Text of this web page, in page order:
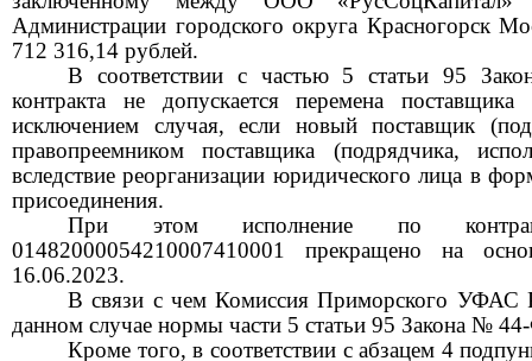
Администрации городского округа Красногорск
712 316,14 рублей.
В соответствии с частью 5 статьи 95
контракта не допускается перемена
исключением случая, если новый поставщик
правопреемником поставщика (подрядчика,
вследствие реорганизации юридического лица в
присоединения.
При этом исполнение по к
01482000054210007410001
прекращено на
16.06.2023.
В связи с чем Комиссия Приморского УФАС
данном случае нормы части 5 статьи 95 Закона №
Кроме того, в соответствии с абзацем 4 подпу